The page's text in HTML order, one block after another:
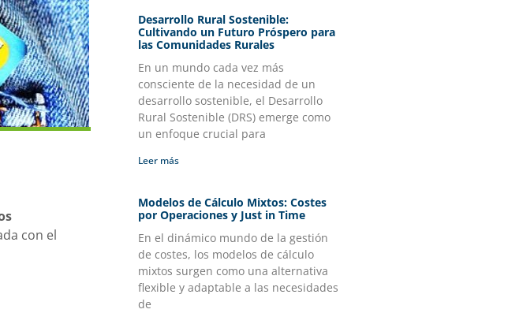
con el
Desarrollo Rural Sostenible:
Cultivando un Futuro Próspero para
las Comunidades Rurales
En un mundo cada vez más
consciente de la necesidad de un
desarrollo sostenible, el Desarrollo
Rural Sostenible (DRS) emerge como
un enfoque crucial para
Leer más
Modelos de Cálculo Mixtos: Costes
por Operaciones y Just in Time
En el dinámico mundo de la gestión
de costes, los modelos de cálculo
mixtos surgen como una alternativa
flexible y adaptable a las necesidades
de